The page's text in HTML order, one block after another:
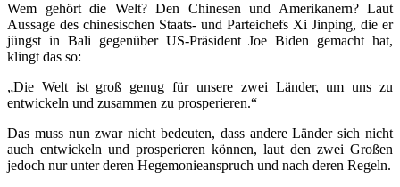
Wem gehört die Welt? Den Chinesen und Amerikanern? Laut
Aussage des chinesischen Staats- und Parteichefs Xi Jinping, die er
jüngst in Bali gegenüber US-Präsident Joe Biden gemacht hat,
klingt das so:
„Die Welt ist groß genug für unsere zwei Länder, um uns zu
entwickeln und zusammen zu prosperieren.“
Das muss nun zwar nicht bedeuten, dass andere Länder sich nicht
auch entwickeln und prosperieren können, laut den zwei Großen
jedoch nur unter deren Hegemonieanspruch und nach deren Regeln.